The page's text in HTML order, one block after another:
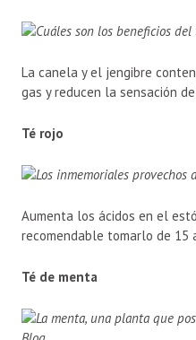
La canela y el jengibre
gas y reducen la sensación
Té rojo
Aumenta los ácidos en el
recomendable tomarlo de 15
Té de menta